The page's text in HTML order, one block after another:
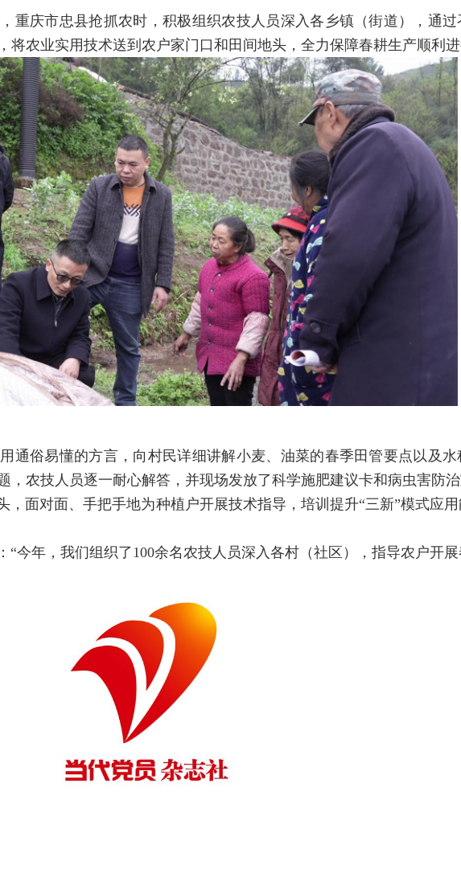
重庆市忠县抢抓农时，积极组织农技人员深入各乡镇（街道），通过
农业实用技术送到农户家门口和田间地头，全力保障春耕生产顺利进
通俗易懂的方言，向村民详细讲解小麦、油菜的春季田管要点以及水
农技人员逐一耐心解答，并现场发放了科学施肥建议卡和病虫害防治
，面对面、手把手地为种植户开展技术指导，培训提升“三新”模式应
“今年，我们组织了100余名农技人员深入各村（社区），指导农户开